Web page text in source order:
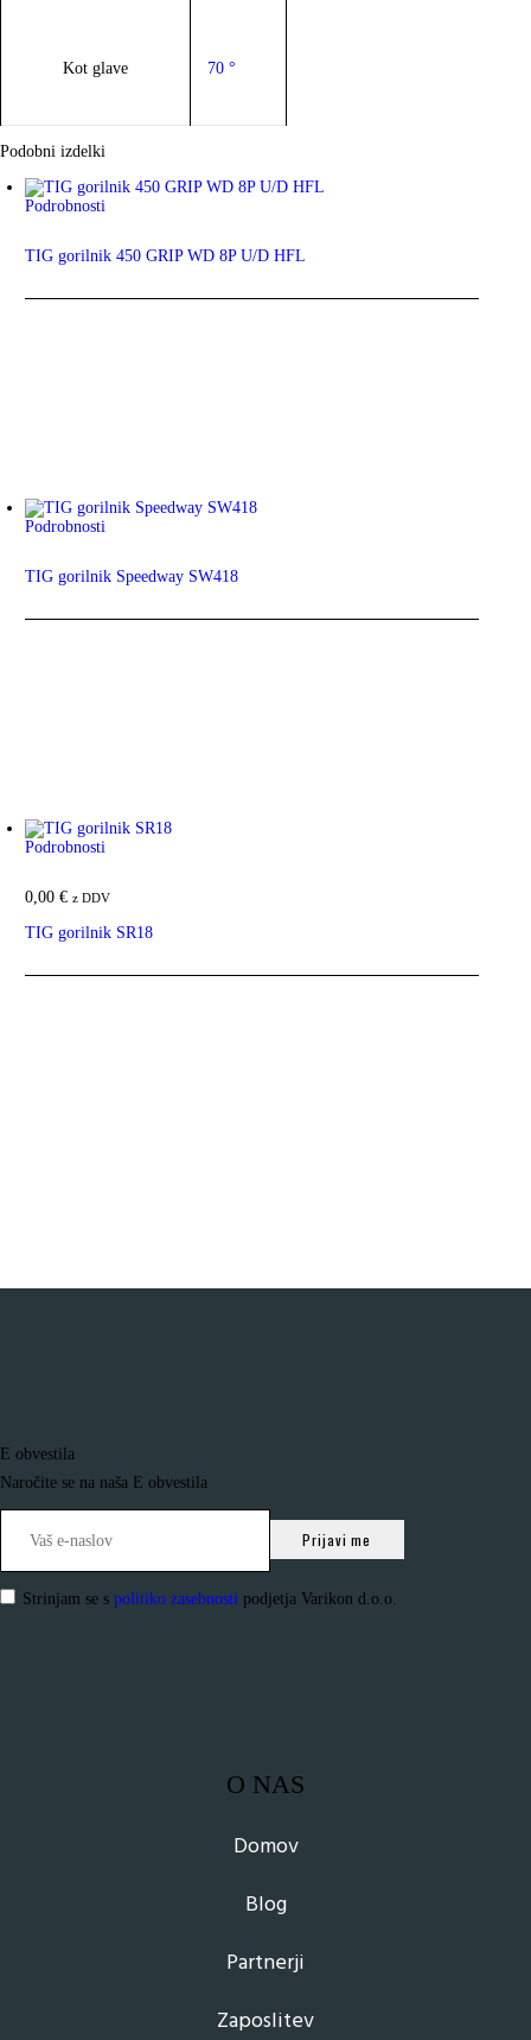
Kot glave 70 °
Podobni izdelki
Podrobnosti
TIG gorilnik 450 GRIP WD 8P U/D HFL
Podrobnosti
TIG gorilnik Speedway SW418
Podrobnosti
0,00 € z DDV
TIG gorilnik SR18
E obvestila
Naročite se na naša E obvestila
Strinjam se s politiko zasebnosti podjetja Varikon d.o.o.
O NAS
Domov
Blog
Partnerji
Zaposlitev